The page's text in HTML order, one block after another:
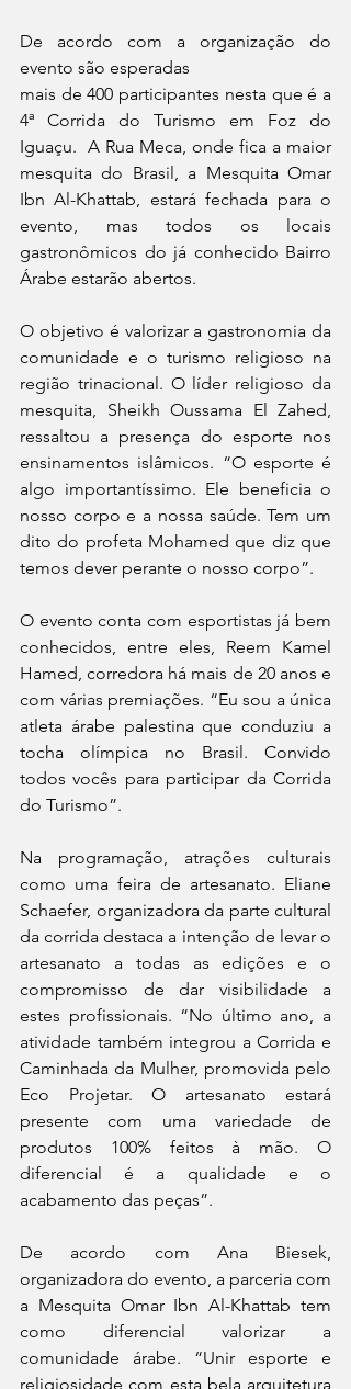
De acordo com a organização do
evento são esperadas
mais de 400 participantes nesta que é a
4ª Corrida do Turismo em Foz do
Iguaçu.  A Rua Meca, onde fica a maior
mesquita do Brasil, a Mesquita Omar
Ibn Al-Khattab, estará fechada para o
evento, mas todos os locais
gastronômicos do já conhecido Bairro
Árabe estarão abertos.
O objetivo é valorizar a gastronomia da
comunidade e o turismo religioso na
região trinacional. O líder religioso da
mesquita, Sheikh Oussama El Zahed,
ressaltou a presença do esporte nos
ensinamentos islâmicos. “O esporte é
algo importantíssimo. Ele beneficia o
nosso corpo e a nossa saúde. Tem um
dito do profeta Mohamed que diz que
temos dever perante o nosso corpo”.
O evento conta com esportistas já bem
conhecidos, entre eles, Reem Kamel
Hamed, corredora há mais de 20 anos e
com várias premiações. “Eu sou a única
atleta árabe palestina que conduziu a
tocha olímpica no Brasil. Convido
todos vocês para participar da Corrida
do Turismo”.
Na programação, atrações culturais
como uma feira de artesanato. Eliane
Schaefer, organizadora da parte cultural
da corrida destaca a intenção de levar o
artesanato a todas as edições e o
compromisso de dar visibilidade a
estes profissionais. “No último ano, a
atividade também integrou a Corrida e
Caminhada da Mulher, promovida pelo
Eco Projetar. O artesanato estará
presente com uma variedade de
produtos 100% feitos à mão. O
diferencial é a qualidade e o
acabamento das peças”.
De acordo com Ana Biesek,
organizadora do evento, a parceria com
a Mesquita Omar Ibn Al-Khattab tem
como diferencial valorizar a
comunidade árabe. “Unir esporte e
religiosidade com esta bela arquitetura